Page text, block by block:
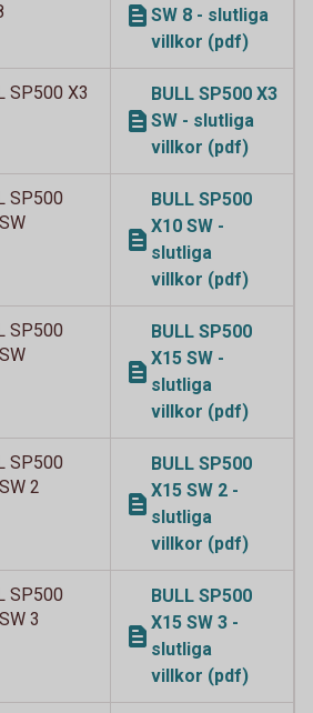
SW 8 - slutliga
villkor (pdf)
SP500 X3
BULL SP500 X3
SW - slutliga
villkor (pdf)
SP500
BULL SP500
X10 SW -
slutliga
villkor (pdf)
SP500
BULL SP500
X15 SW -
slutliga
villkor (pdf)
SP500
2
BULL SP500
X15 SW 2 -
slutliga
villkor (pdf)
SP500
3
BULL SP500
X15 SW 3 -
slutliga
villkor (pdf)